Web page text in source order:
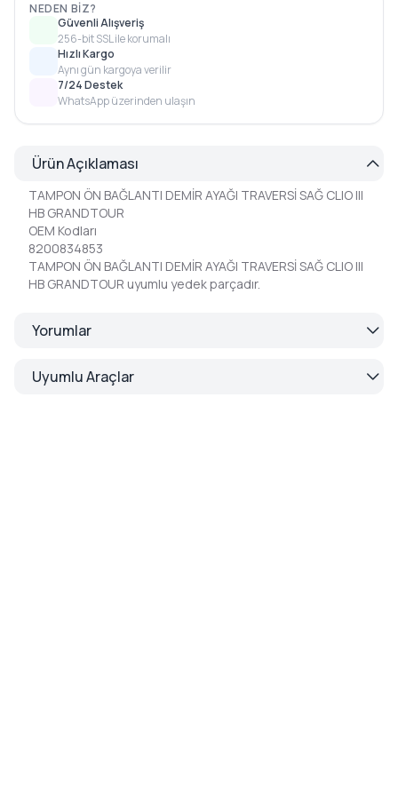
NEDEN BIZ?
Güvenli Alışveriş
256-bit SSL ile korumalı
Hızlı Kargo
Aynı gün kargoya verilir
7/24 Destek
WhatsApp üzerinden ulaşın
Ürün Açıklaması
TAMPON ÖN BAĞLANTI DEMİR AYAĞI TRAVERSİ SAĞ CLIO III
HB GRANDTOUR
OEM Kodları
8200834853
TAMPON ÖN BAĞLANTI DEMİR AYAĞI TRAVERSİ SAĞ CLIO III
HB GRANDTOUR uyumlu yedek parçadır.
Yorumlar
Uyumlu Araçlar